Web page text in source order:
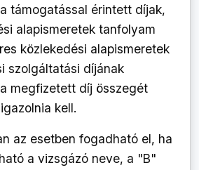
támogatással érintett díjak,
alapismeretek tanfolyam
közlekedési alapismeretek
szolgáltatási díjának
megfizetett díj összegét
kell.
az esetben fogadható el, ha
a vizsgázó neve, a "B"